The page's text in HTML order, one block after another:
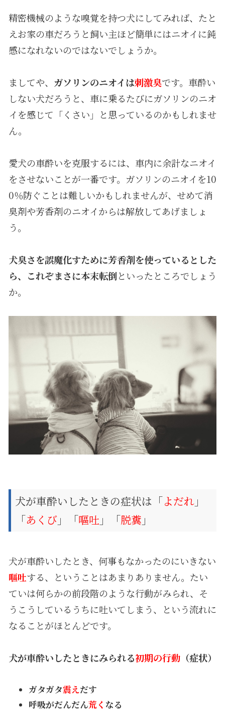
精密機械のような嗅覚を持つ犬にしてみれば、たと
えお家の車だろうと飼い主ほど簡単にはニオイに鈍
感になれないのではないでしょうか。
ましてや、 ガソリンのニオイは刺激臭です。車酔い
しない犬だろうと、車に乗るたびにガソリンのニオ
イを感じて「くさい」と思っているのかもしれませ
ん。
愛犬の車酔いを克服するには、車内に余計なニオイ
をさせないことが一番です。ガソリンのニオイを10
0％防ぐことは難しいかもしれませんが、せめて消
臭剤や芳香剤のニオイからは解放してあげましょ
う。
犬臭さを誤魔化すために芳香剤を使っているとした
ら、これぞまさに本末転倒といったところでしょう
か。
犬が車酔いしたときの症状は「よだれ」
「あくび」「嘔吐 」「脱糞 」
犬が車酔いしたとき、何事もなかったのにいきない
嘔吐する、ということはあまりありません。たい
ていは何らかの前段階のような行動がみられ、そ
うこうしているうちに吐いてしまう、という流れに
なることがほとんどです。
犬が車酔いしたときにみられる初期の行動（症状）
ガタガタ震えだす
呼吸がだんだん荒く なる